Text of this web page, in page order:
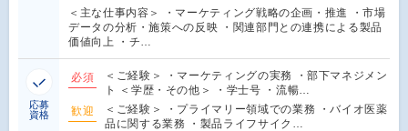
＜主な仕事内容＞ ・マーケティング戦略の企画・推進 ・市場
データの分析・施策への反映 ・関連部門との連携による製品
価値向上 ・チ…
応募
資格
必須
＜ご経験＞ ・マーケティングの実務 ・部下マネジメン
ト ＜学歴・その他＞ ・学士号 ・流暢…
歓迎
＜ご経験＞ ・プライマリー領域での業務 ・バイオ医薬
品に関する業務 ・製品ライフサイク…